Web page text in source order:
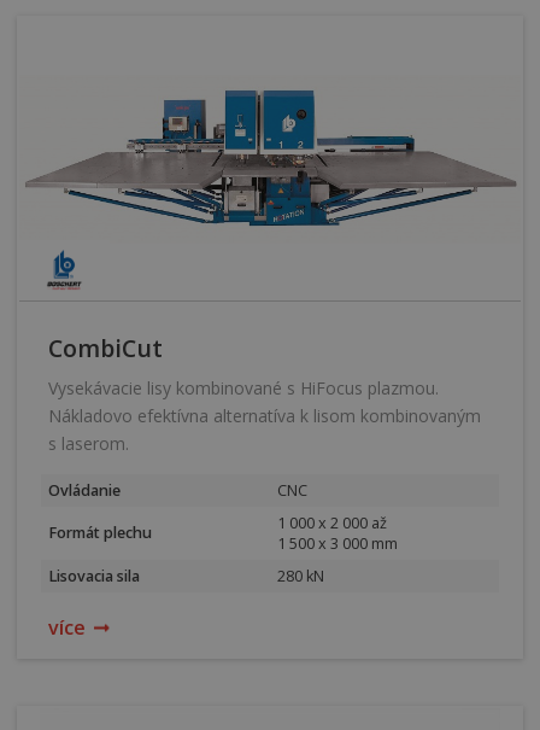
CombiCut
Vysekávacie lisy kombinované s HiFocus plazmou.
Nákladovo efektívna alternatíva k lisom kombinovaným
s laserom.
Ovládanie CNC
Formát plechu
1 000 x 2 000 až
1 500 x 3 000 mm
Lisovacia sila
280 kN
více